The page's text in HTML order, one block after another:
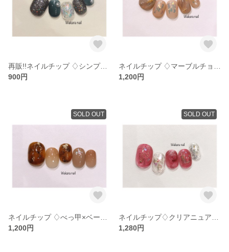
再販!!ネイルチップ ♢シンプルデザイン♢
900円
1,200円
SOLD OUT
1,200円
SOLD OUT
1,280円